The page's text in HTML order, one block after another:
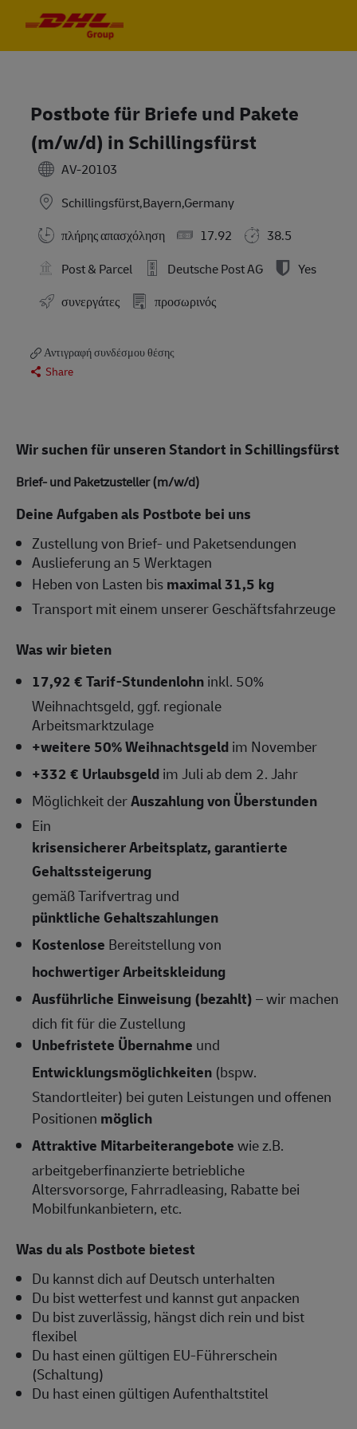
Postbote für Briefe und Pakete
(m/w/d) in Schillingsfürst
AV-20103
Schillingsfürst,Bayern,Germany
πλήρης απασχόληση
17.92
38.5
Post & Parcel
Deutsche Post AG
Yes
συνεργάτες
προσωρινός
Αντιγραφή συνδέσμου θέσης
Share
Wir suchen für unseren Standort in Schillingsfürst
Brief- und Paketzusteller (m/w/d)
Deine Aufgaben als Postbote bei uns
Zustellung von Brief- und Paketsendungen
Auslieferung an 5 Werktagen
Heben von Lasten bismaximal 31,5 kg
Transport mit einem unserer Geschäftsfahrzeuge
Was wir bieten
17,92 € Tarif-Stundenlohninkl. 50%
Weihnachtsgeld, ggf. regionale
Arbeitsmarktzulage
+weitere 50% Weihnachtsgeldim November
+332 € Urlaubsgeldim Juli ab dem 2. Jahr
Möglichkeit derAuszahlung von Überstunden
Ein
krisensicherer Arbeitsplatz, garantierte
Gehaltssteigerung
gemäß Tarifvertrag und
pünktliche Gehaltszahlungen
Kostenlose Bereitstellung von
hochwertiger Arbeitskleidung
Ausführliche Einweisung (bezahlt)– wir machen
dich fit für die Zustellung
Unbefristete Übernahme und
Entwicklungsmöglichkeiten (bspw.
Standortleiter) bei guten Leistungen und offenen
Positionen möglich
Attraktive Mitarbeiterangebotewie z.B.
arbeitgeberfinanzierte betriebliche
Altersvorsorge, Fahrradleasing, Rabatte bei
Mobilfunkanbietern, etc.
Was du als Postbote bietest
Du kannst dich auf Deutsch unterhalten
Du bist wetterfest und kannst gut anpacken
Du bist zuverlässig, hängst dich rein und bist
flexibel
Du hast einen gültigen EU-Führerschein
(Schaltung)
Du hast einen gültigen Aufenthaltstitel